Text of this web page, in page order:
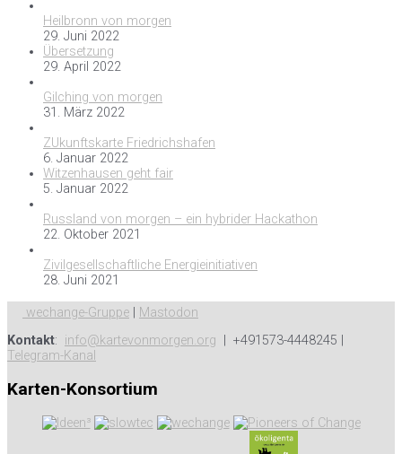
Heilbronn von morgen
29. Juni 2022
Übersetzung
29. April 2022
Gilching von morgen
31. März 2022
ZUkunftskarte Friedrichshafen
6. Januar 2022
Witzenhausen geht fair
5. Januar 2022
Russland von morgen – ein hybrider Hackathon
22. Oktober 2021
Zivilgesellschaftliche Energieinitiativen
28. Juni 2021
wechange-Gruppe
Mastodon
Kontakt: info@kartevonmorgen.org | +491573-4448245 |
Telegram-Kanal
Karten-Konsortium